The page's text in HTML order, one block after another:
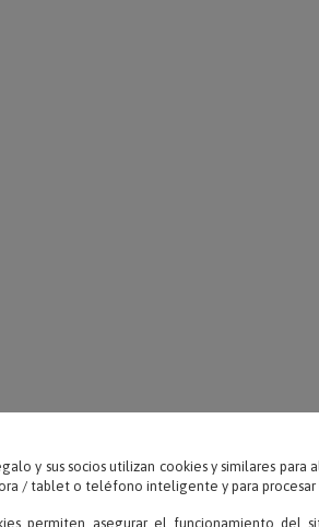
que llegue directamente al corazón,
y sus socios utilizan cookies y similares para
/ tablet o teléfono inteligente y para procesar
permiten asegurar el funcionamiento del